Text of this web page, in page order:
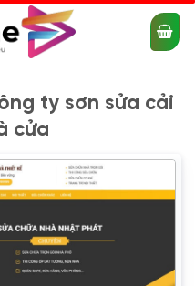
ty sơn sửa cải
cửa